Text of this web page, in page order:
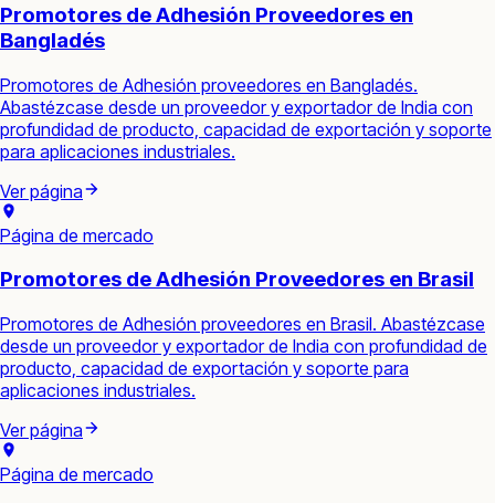
Promotores de Adhesión Proveedores en
Bangladés
Promotores de Adhesión proveedores en Bangladés.
Abastézcase desde un proveedor y exportador de India con
profundidad de producto, capacidad de exportación y soporte
para aplicaciones industriales.
Ver página
Página de mercado
Promotores de Adhesión Proveedores en Brasil
Promotores de Adhesión proveedores en Brasil. Abastézcase
desde un proveedor y exportador de India con profundidad de
producto, capacidad de exportación y soporte para
aplicaciones industriales.
Ver página
Página de mercado